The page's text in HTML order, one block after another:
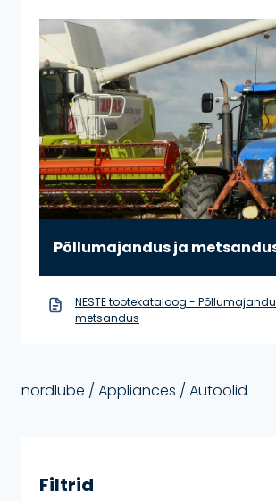
Põllumajandus ja
NESTE tootekataloog -
metsandus
nordlube / Appliances / Autoõlid
Filtrid